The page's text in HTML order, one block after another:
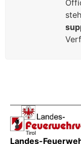
Landes-